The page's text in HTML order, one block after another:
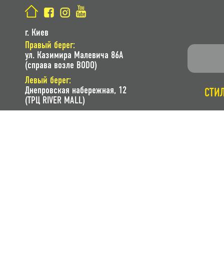
г. Киев
Правый берег:
ул. Казимира Малевича 86A
(справа возле BODO)
Левый берег:
Днепровская набережная, 12
(ТРЦ RIVER MALL)